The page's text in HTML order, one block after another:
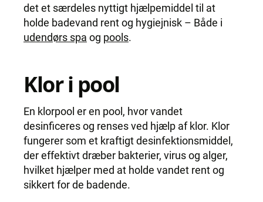
det et særdeles nyttigt hjælpemiddel til at
holde badevand rent og hygiejnisk – Både i
udendørs spa og pools.
Klor i pool
En klorpool er en pool, hvor vandet
desinficeres og renses ved hjælp af klor. Klor
fungerer som et kraftigt desinfektionsmiddel,
der effektivt dræber bakterier, virus og alger,
hvilket hjælper med at holde vandet rent og
sikkert for de badende.